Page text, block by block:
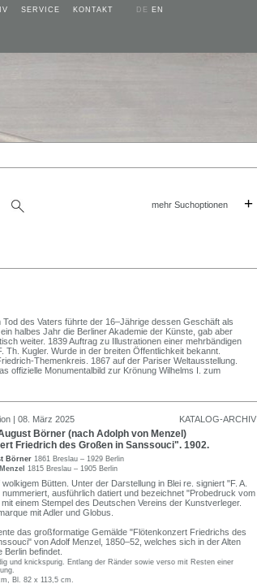
SERVICE KONTAKT DE EN
mehr Suchoptionen +
des Vaters führte der 16–Jährige dessen Geschäft als
halbes Jahr die Berliner Akademie der Künste, gab aber
weiter. 1839 Auftrag zu Illustrationen einer mehrbändigen
Kugler. Wurde in der breiten Öffentlichkeit bekannt.
Themenkreis. 1867 auf der Pariser Weltausstellung.
offizielle Monumentalbild zur Krönung Wilhelms I. zum
| 08. März 2025 KATALOG-ARCHIV
Börner (nach Adolph von Menzel)
Friedrich des Großen in Sanssouci". 1902.
Börner 1861 Breslau – 1929 Berlin
1815 Breslau – 1905 Berlin
Bütten. Unter der Darstellung in Blei re. signiert "F. A.
nummeriert, ausführlich datiert und bezeichnet "Probedruck vom
einem Stempel des Deutschen Vereins der Kunstverleger.
mit Adler und Globus.
das großformatige Gemälde "Flötenkonzert Friedrichs des
von Adolf Menzel, 1850–52, welches sich in der Alten
Berlin befindet.
und knickspurig. Entlang der Ränder sowie verso mit Resten einer
Bl. 82 x 113,5 cm.